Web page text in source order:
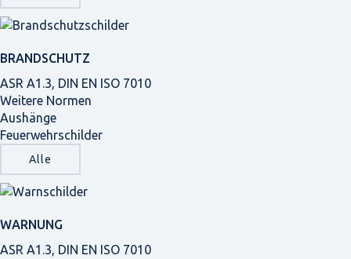
BRANDSCHUTZ
ASR A1.3, DIN EN ISO 7010
Weitere Normen
Aushänge
Feuerwehrschilder
Alle
WARNUNG
ASR A1.3, DIN EN ISO 7010